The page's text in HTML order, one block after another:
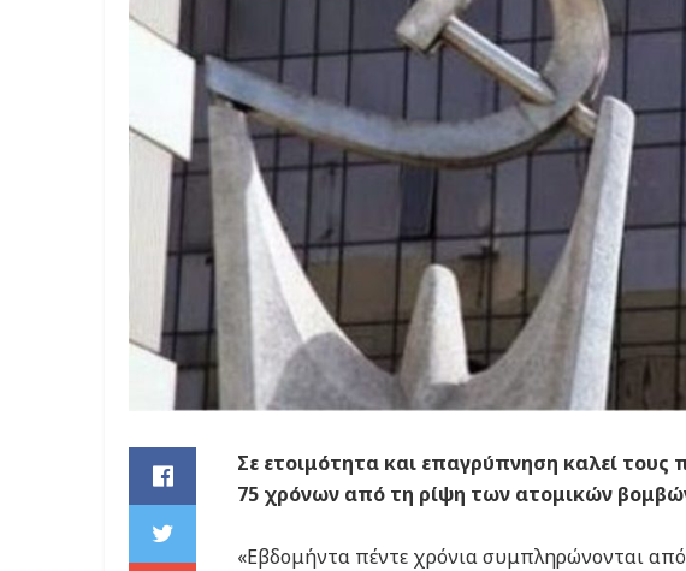
Σε ετοιμότητα και επαγρύπνηση καλεί
75 χρόνων από τη ρίψη των ατομικών
«Εβδομήντα πέντε χρόνια συμπληρώνονται